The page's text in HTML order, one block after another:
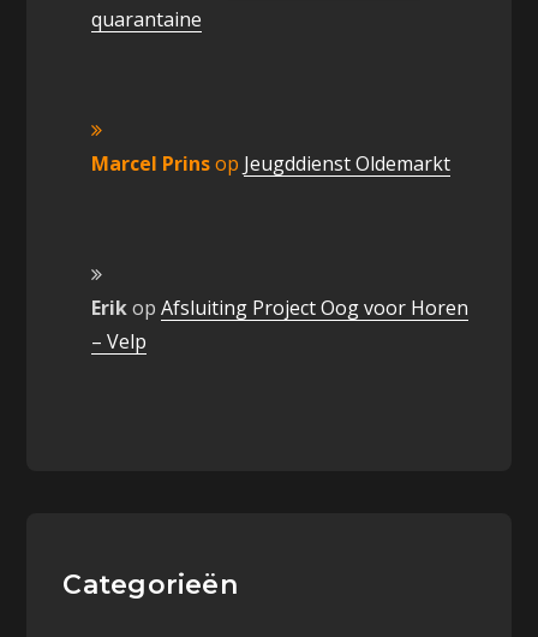
quarantaine
Marcel Prinsop Jeugddienst Oldemarkt
ErikopAfsluiting Project Oog voor Horen
– Velp
Categorieën